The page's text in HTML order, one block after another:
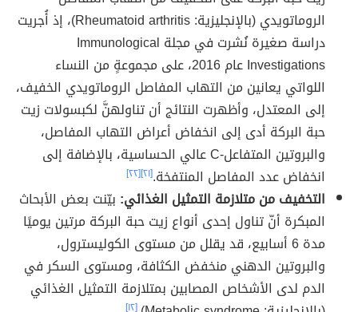
الروماتويدي (بالإنجليزية: Rheumatoid arthritis)، إذ أُجريت
دراسة صغيرة نُشرت في مجلة Immunological
Investigations عام 2016، على مجموعةٍ من النساء
اللواتي يعانين من التهاب المفاصل الروماتويدي الخفيف،
إلى المعتدل، وأظهرت النتائج أن تناولهنَّ لكبسولات زيت
حبة البركة أدى إلى انخفاض أعراض التهاب المفاصل،
والبروتين المتفاعل-C عالي الحساسية، بالإضافة إلى
انخفاض عدد المفاصل المنتفخة.[٢١] [٢٢]
التخفيف من متلازمة التمثيل الغذائي: بيّنت بعض الأبحاث
المبكرة أنّ تناول إحدى أنواع زيت حبة البركة مرتين يوميًا
مدة 6 أسابيع، قد يقلل من مستوى الكوليسترول،
والبروتين الدهني منخفض الكثافة، ومستوى السكر في
الدم لدى الأشخاص المصابين بمتلازمة التمثيل الغذائي
[١٢]